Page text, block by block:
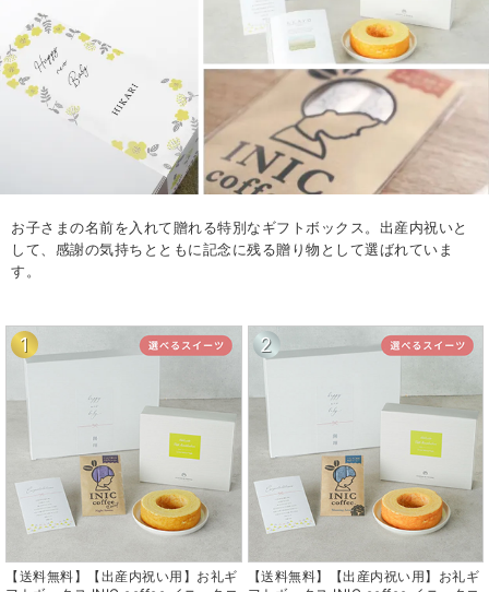
お子さまの名前を入れて贈れる特別なギフトボックス。出産内祝いと
して、感謝の気持ちとともに記念に残る贈り物として選ばれていま
す。
1
【送料無料】【出産内祝い用】お礼ギ
2
【送料無料】【出産内祝い用】お礼ギ